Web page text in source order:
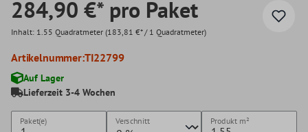
284,90 €* pro Paket
Inhalt: 1.55 Quadratmeter (183,81 €* / 1 Quadratmeter)
Artikelnummer:TI22799
Auf Lager
Lieferzeit 3-4 Wochen
Paket(e) Verschnitt Produkt m²